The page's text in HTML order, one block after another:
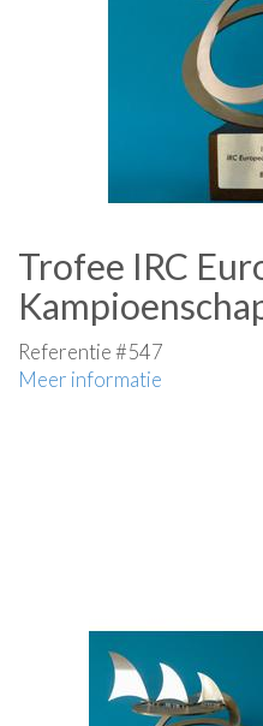
Trofee IRC
Referentie #547
Meer informatie